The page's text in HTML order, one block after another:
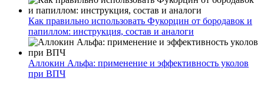
Как правильно использовать Фукорцин от бородавок и
папиллом: инструкция, состав и аналоги
Аллокин Альфа: применение и эффективность уколов
при ВПЧ